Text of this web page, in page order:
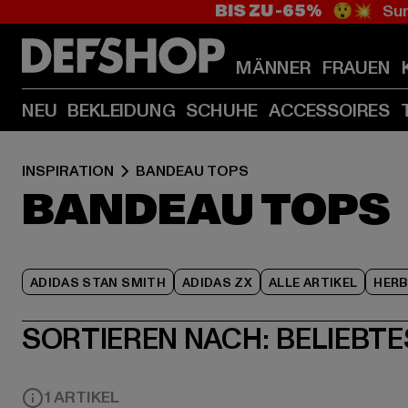
BIS ZU -65% 😲💥
MÄNNER FRAUEN
NEU BEKLEIDUNG SCHUHE ACCESSOIRES
INSPIRATION BANDEAU TOPS
BANDEAU TOPS
ADIDAS STAN SMITH ADIDAS ZX ALLE ARTIKEL
SORTIEREN NACH:
1 ARTIKEL